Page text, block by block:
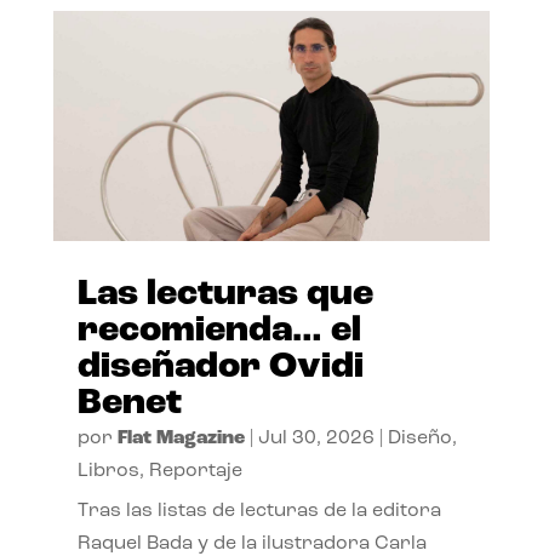
Las lecturas que
recomienda… el
diseñador Ovidi
Benet
por Flat Magazine| Jul 30, 2026 Diseño,
Libros, Reportaje
Tras las listas de lecturas de la editora
Raquel Bada y de la ilustradora Carla